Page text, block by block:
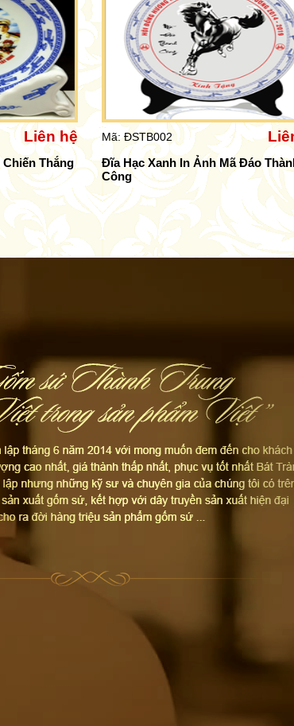
Liên hệ
Thắng
Mã: ĐSTB002
Đĩa Hạc Xanh In Ảnh Mã Đáo
Công